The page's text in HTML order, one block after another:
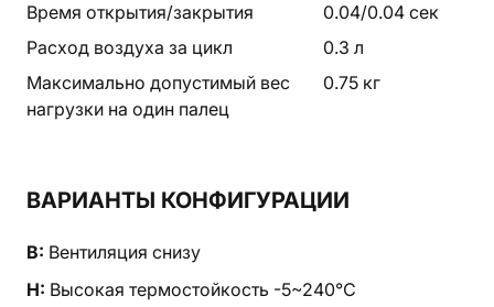
Время открытия/закрытия
0.04/0.04 сек
Расход воздуха за цикл
0.3 л
Максимально допустимый вес
нагрузки на один палец
0.75 кг
ВАРИАНТЫ КОНФИГУРАЦИИ
B: Вентиляция снизу
H: Высокая термостойкость -5~240℃